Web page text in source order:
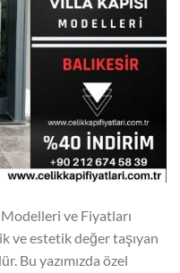
ve Fiyatları
ve estetik değer taşıyan
Bu yazımızda özel